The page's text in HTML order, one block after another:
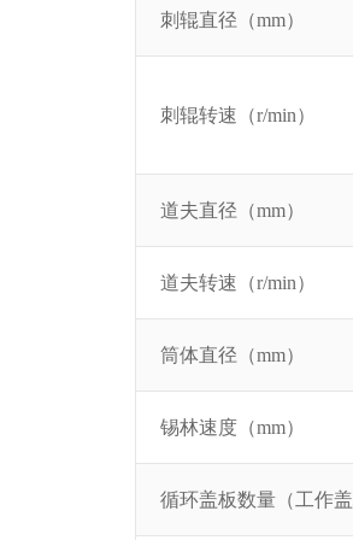
刺辊直径（mm）
刺辊转速（r/min）
道夫直径（mm）
道夫转速（r/min）
筒体直径（mm）
锡林速度（mm）
循环盖板数量（工作盖